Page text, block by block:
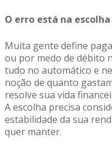
O erro está na
Muita gente define
ou por medo de débito
tudo no automático e
noção de quanto
resolve sua vida
A escolha precisa
estabilidade da sua
quer manter.